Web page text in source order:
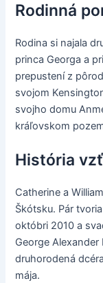
Rodinná
Rodina si najala
princa Georga a
prepustení z
svojom
svojho domu
kráľovskom
História
Catherine a
Škótsku. Pár
októbri 2010 a
George Alexander
druhorodená
mája.